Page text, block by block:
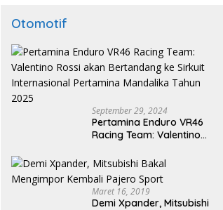
Otomotif
September 29, 2024
Pertamina Enduro VR46
Racing Team: Valentino
Sirkuit Internasional
Pertamina Mandalika
Tahun 2025
Maret 16, 2019
Demi Xpander, Mitsubishi